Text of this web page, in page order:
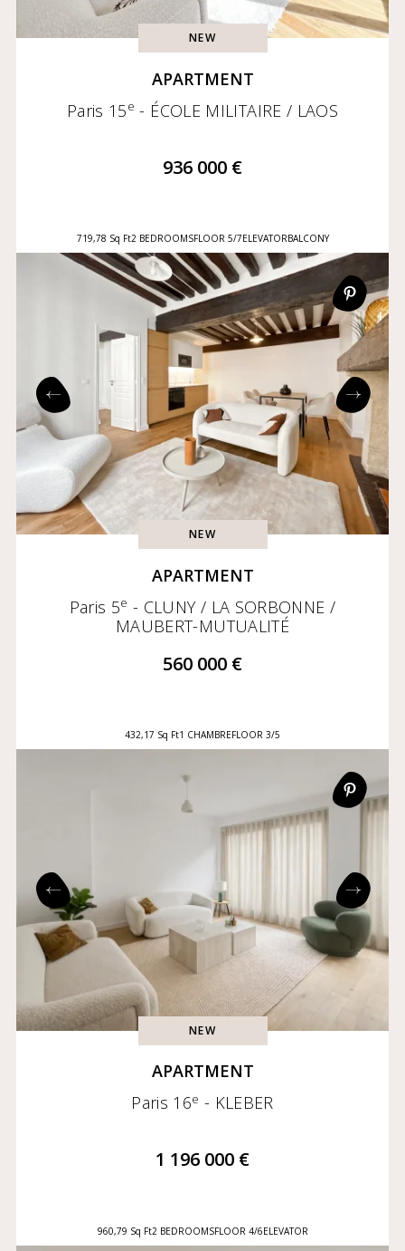
NEW
APARTMENT
Paris 15e - ÉCOLE MILITAIRE / LAOS
936 000 €
719,78 Sq Ft2 BEDROOMSFLOOR 5/7ELEVATORBALCONY
NEW
APARTMENT
Paris 5e - CLUNY / LA SORBONNE /
MAUBERT-MUTUALITÉ
560 000 €
432,17 Sq Ft1 CHAMBREFLOOR 3/5
NEW
APARTMENT
Paris 16e - KLEBER
1 196 000 €
960,79 Sq Ft2 BEDROOMSFLOOR 4/6ELEVATOR